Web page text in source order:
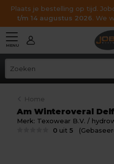
Plaats je bestelling op tijd.
t/m 14 augustus 2026. We
MENU
Home
Am Winteroveral
Merk: Texowear B.V. /
0 uit5